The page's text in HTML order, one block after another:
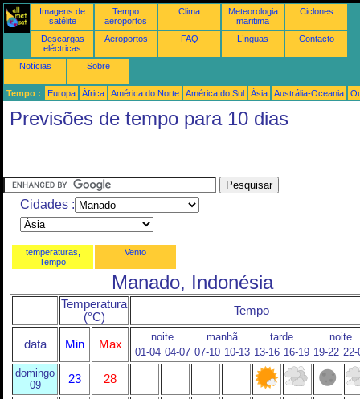
Imagens de
satélite
Tempo
aeroportos
Clima
Meteorologia
maritima
Ciclones
Descargas
eléctricas
Aeroportos FAQ Línguas Contacto
Notícias Sobre
Tempo : Europa África América do Norte América do Sul Ásia Austrália-Oceania
Previsões de tempo para 10 dias
Cidades :
temperaturas,
Tempo
Vento
Manado, Indonésia
Temperatura
(°C)
Tempo
data Min Max
noite manhã tarde
noite
01-04 04-07 07-10 10-13 13-16 16-19 19-22 22-
domingo
09
23 28